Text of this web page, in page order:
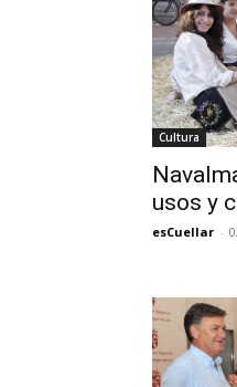
Cultura
usos y
esCuellar -